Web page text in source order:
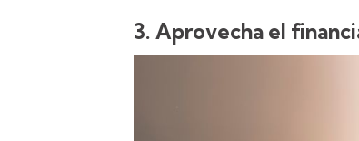
3. Aprovecha el